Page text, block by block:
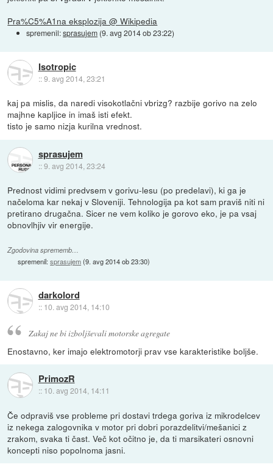
Pra%C5%A1na eksplozija @ Wikipedia
spremenil:sprasujem (9. avg 2014 ob 23:22)
Isotropic
::9. avg 2014, 23:21
kaj pa mislis, da naredi visokotlačni vbrizg? razbije gorivo na zelo
majhne kapljice in imaš isti efekt.
tisto je samo nizja kurilna vrednost.
sprasujem
::9. avg 2014, 23:24
Prednost vidimi predvsem v gorivu-lesu (po predelavi), ki ga je
načeloma kar nekaj v Sloveniji. Tehnologija pa kot sam praviš niti ni
pretirano drugačna. Sicer ne vem koliko je gorovo eko, je pa vsaj
obnovlhjiv vir energije.
Zgodovina sprememb…
spremenil:sprasujem(9. avg 2014 ob 23:30)
darkolord
:: 10. avg 2014, 14:10
Zakaj ne bi izboljševali motorske agregate
Enostavno, ker imajo elektromotorji prav vse karakteristike boljše.
PrimozR
:: 10. avg 2014, 14:11
Če odpraviš vse probleme pri dostavi trdega goriva iz mikrodelcev
iz nekega zalogovnika v motor pri dobri porazdelitvi/mešanici z
zrakom, svaka ti čast. Več kot očitno je, da ti marsikateri osnovni
koncepti niso popolnoma jasni.